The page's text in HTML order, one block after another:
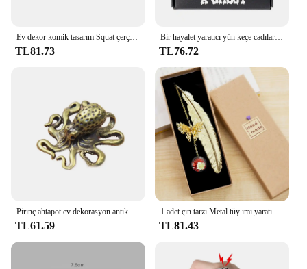
Ev dekor komik tasarım Squat çerçevesi kalem ekran standı tutucu yaratıcı halter kalem masası depolama organizatör hediyeler ofis süsleme
TL81.73
Bir hayalet yaratıcı yün keçe cadılar bayramı hayalet kart kutusu hediye kabul cadılar bayramı ev dekorasyon küçük kaydırma seti cadılar bayramı dekorasyon
TL76.72
Pirinç ahtapot ev dekorasyon antika bakır hayvan figürleri minyatürleri danışma süs aksesuarları yaratıcı masa çay evcil zanaat
TL61.59
1 adet çin tarzı Metal tüy imi yaratıcı ölümsüz kurutulmuş çiçek kelebek yaprak öğrenci imi öğretmen günü hediyesi
TL81.43